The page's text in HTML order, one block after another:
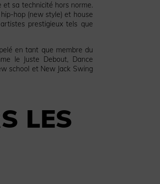
et sa technicité hors norme.
hop (new style) et house
prestigieux tels que
en tant que membre du
le Juste Debout, Dance
school et New Jack Swing
LES